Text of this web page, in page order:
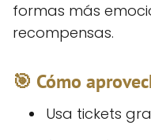
formas más
recompensas.
🎯 Cómo
Usa tickets